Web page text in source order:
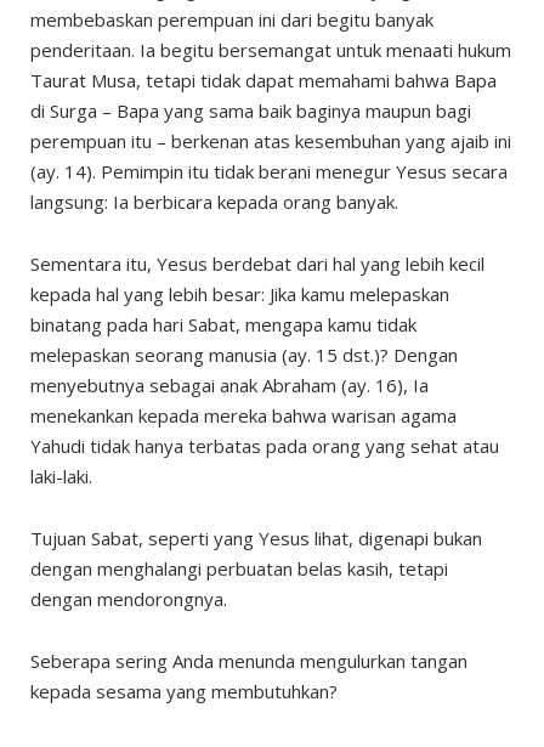
membebaskan perempuan ini dari begitu banyak
penderitaan. Ia begitu bersemangat untuk menaati hukum
Taurat Musa, tetapi tidak dapat memahami bahwa Bapa
di Surga – Bapa yang sama baik baginya maupun bagi
perempuan itu – berkenan atas kesembuhan yang ajaib ini
(ay. 14). Pemimpin itu tidak berani menegur Yesus secara
langsung: Ia berbicara kepada orang banyak.
Sementara itu, Yesus berdebat dari hal yang lebih kecil
kepada hal yang lebih besar: Jika kamu melepaskan
binatang pada hari Sabat, mengapa kamu tidak
melepaskan seorang manusia (ay. 15 dst.)? Dengan
menyebutnya sebagai anak Abraham (ay. 16), Ia
menekankan kepada mereka bahwa warisan agama
Yahudi tidak hanya terbatas pada orang yang sehat atau
laki-laki.
Tujuan Sabat, seperti yang Yesus lihat, digenapi bukan
dengan menghalangi perbuatan belas kasih, tetapi
dengan mendorongnya.
Seberapa sering Anda menunda mengulurkan tangan
kepada sesama yang membutuhkan?